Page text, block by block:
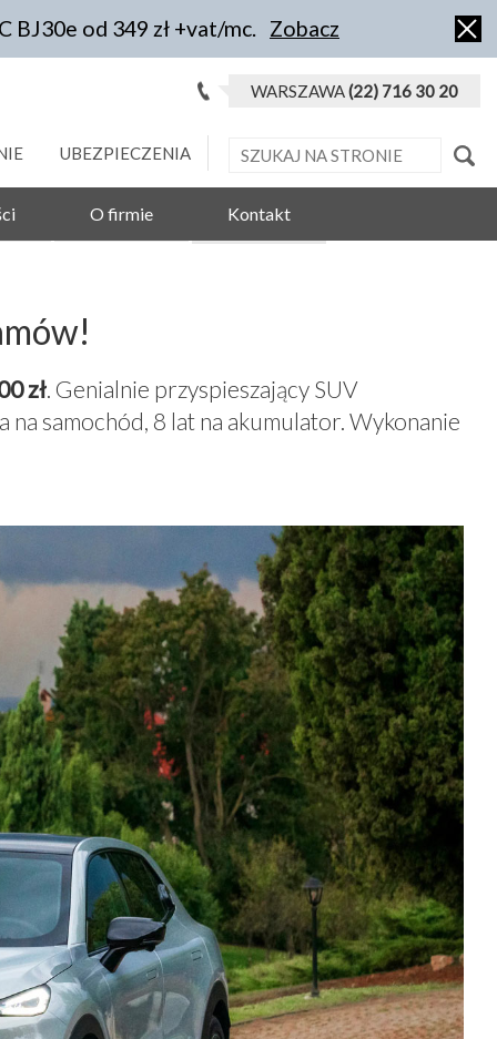
BJ30e od 349 zł +vat/mc. Zobacz
WARSZAWA(22) 716 30 20
UBEZPIECZENIA
O firmie Kontakt
zł. Genialnie przyspieszający SUV
samochód, 8 lat na akumulator. Wykonanie